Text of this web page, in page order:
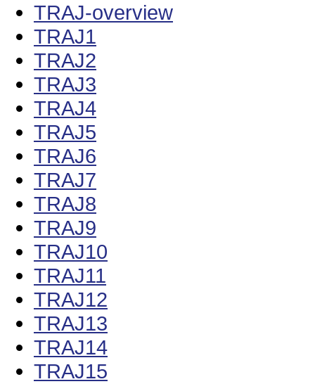
TRAJ-overview
TRAJ1
TRAJ2
TRAJ3
TRAJ4
TRAJ5
TRAJ6
TRAJ7
TRAJ8
TRAJ9
TRAJ10
TRAJ11
TRAJ12
TRAJ13
TRAJ14
TRAJ15